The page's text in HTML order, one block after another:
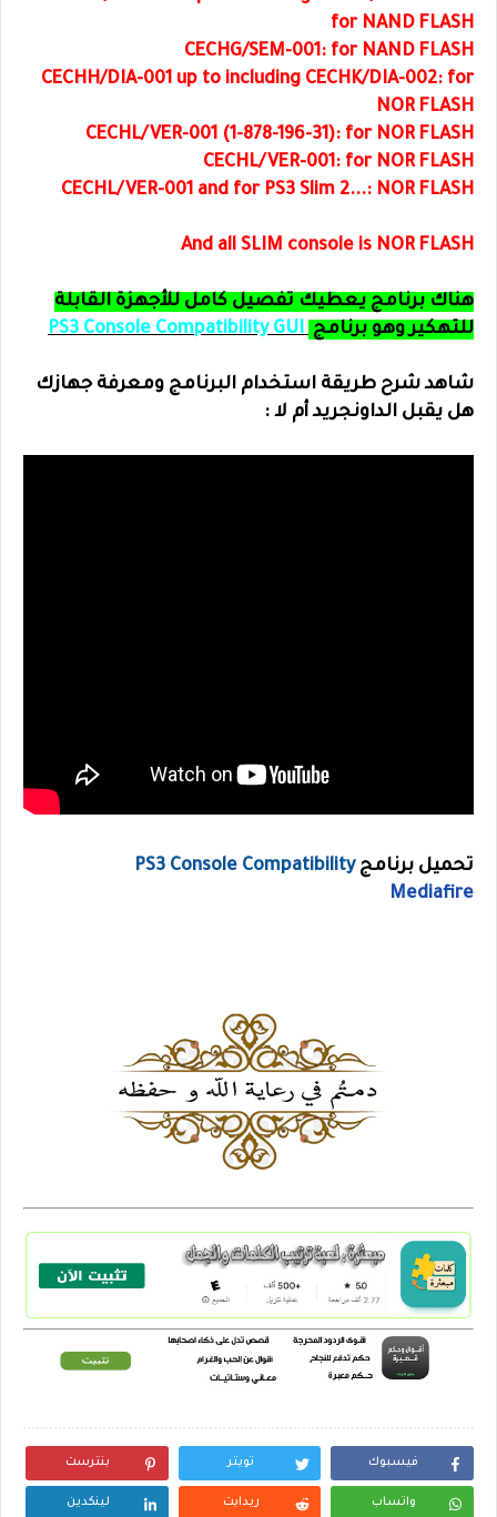
for NAND FLASH
CECHG/SEM-001: for NAND FLASH
CECHH/DIA-001 up to including CECHK/DIA-002: for
NOR FLASH
CECHL/VER-001 (1-878-196-31): for NOR FLASH
CECHL/VER-001: for NOR FLASH
CECHL/VER-001 and for PS3 Slim 2...: NOR FLASH
And all SLIM console is NOR FLASH
هناك برنامج يعطيك تفصيل كامل للأجهزة القابلة
للتهكير وهو برنامج
شاهد شرح طريقة استخدام البرنامج ومعرفة جهازك
هل يقبل الداونجريد أم لا :
تحميل برنامجPS3 Console Compatibility
Mediafire
فيسبوك تويتر بنترست
واتساب ريدايت لينكدين